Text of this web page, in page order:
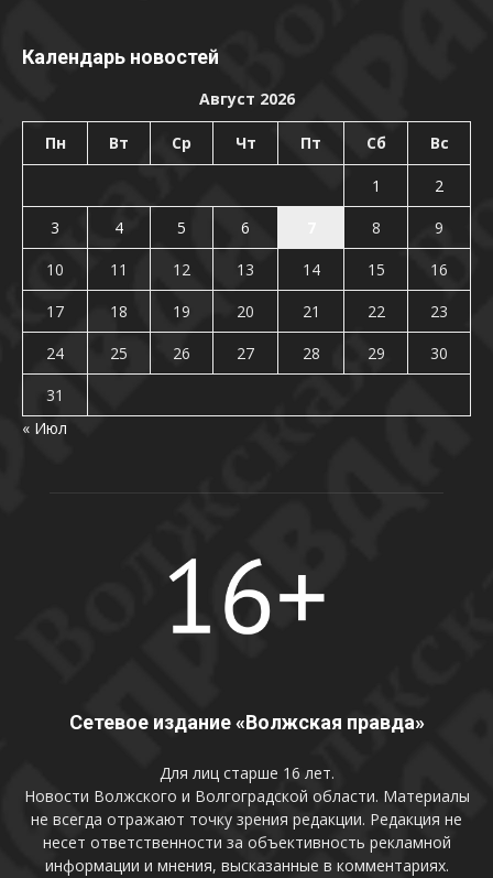
Календарь новостей
Август 2026
Пн Вт Ср Чт Пт Сб Вс
1
2
3
4 5 6 8
9
10
11 12 13 14 15
16
17
18 19 20 21 22
23
24
25 26 27 28 29
30
31
« Июл
Сетевое издание «Волжская правда»
Для лиц старше 16 лет.
Новости Волжского и Волгоградской области. Материалы
не всегда отражают точку зрения редакции. Редакция не
несет ответственности за объективность рекламной
информации и мнения, высказанные в комментариях.